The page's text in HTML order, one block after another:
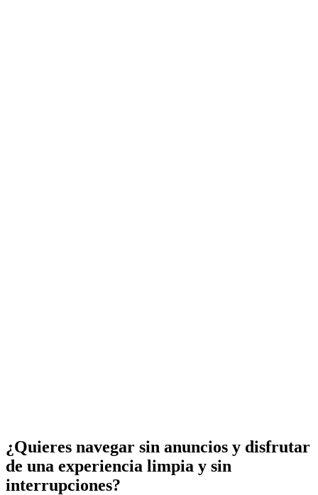
¿Quieres navegar sin anuncios y disfrutar
de una experiencia limpia y sin
interrupciones?